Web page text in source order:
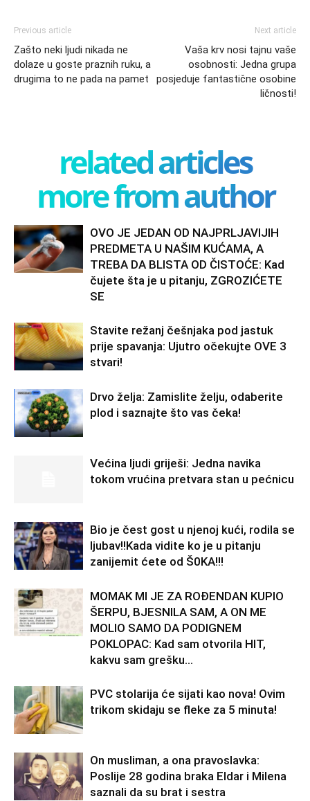
Previous article
Zašto neki ljudi nikada ne
dolaze u goste praznih ruku, a
drugima to ne pada na pamet
Next article
Vaša krv nosi tajnu vaše
osobnosti: Jedna grupa
posjeduje fantastične osobine
ličnosti!
related articles
more from author
OVO JE JEDAN OD NAJPRLJAVIJIH
PREDMETA U NAŠIM KUĆAMA, A
TREBA DA BLISTA OD ČISTOĆE: Kad
čujete šta je u pitanju, ZGROZIĆETE
SE
Stavite režanj češnjaka pod jastuk
prije spavanja: Ujutro očekujte OVE 3
stvari!
Drvo želja: Zamislite želju, odaberite
plod i saznajte što vas čeka!
Većina ljudi griješi: Jedna navika
tokom vrućina pretvara stan u pećnicu
Bio je čest gost u njenoj kući, rodila se
ljubav!!Kada vidite ko je u pitanju
zanijemit ćete od Š0KA!!!
MOMAK MI JE ZA ROĐENDAN KUPIO
ŠERPU, BJESNILA SAM, A ON ME
MOLIO SAMO DA PODIGNEM
POKLOPAC: Kad sam otvorila HIT,
kakvu sam grešku...
PVC stolarija će sijati kao nova! Ovim
trikom skidaju se fleke za 5 minuta!
On musliman, a ona pravoslavka:
Poslije 28 godina braka Eldar i Milena
saznali da su brat i sestra